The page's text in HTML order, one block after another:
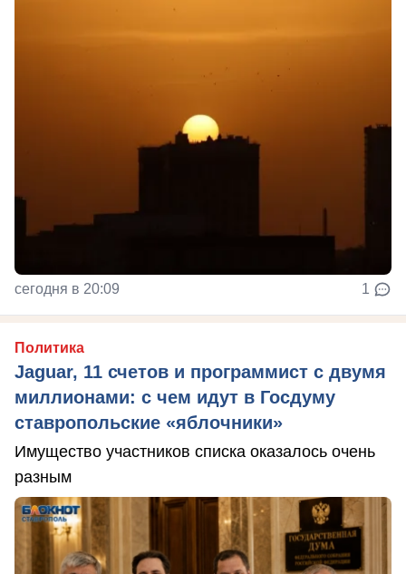
сегодня в 20:09 1
Политика
Jaguar, 11 счетов и программист с двумя
миллионами: с чем идут в Госдуму
ставропольские «яблочники»
Имущество участников списка оказалось очень
разным